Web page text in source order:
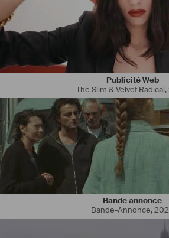
Publicité Web
The Slim & Velvet Radical,
Bande annonce
Bande-Annonce,